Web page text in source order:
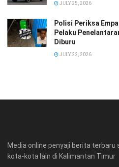
JULY 25, 2026
Polisi Periksa
Pelaku
Diburu
JULY 22, 2026
Media online penyaji berita
kota-kota lain di Kalimantan Timur